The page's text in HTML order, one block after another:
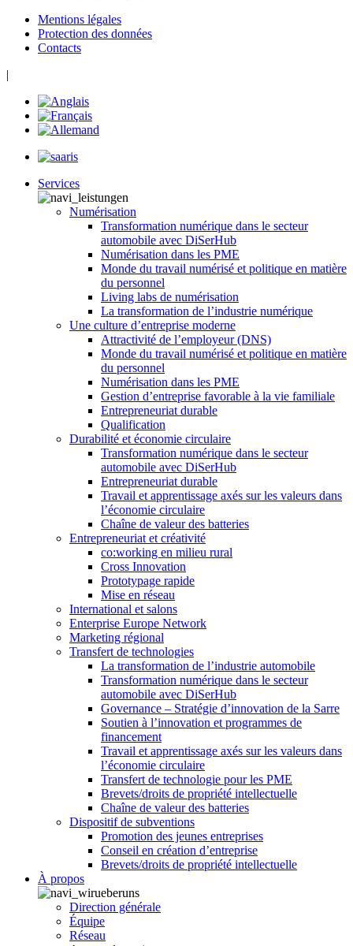
Mentions légales
Protection des données
Contacts
|
Services
Numérisation
Transformation numérique dans le secteur
automobile avec DiSerHub
Numérisation dans les PME
Monde du travail numérisé et politique en matière
du personnel
Living labs de numérisation
La transformation de l’industrie numérique
Une culture d’entreprise moderne
Attractivité de l’employeur (DNS)
Monde du travail numérisé et politique en matière
du personnel
Numérisation dans les PME
Gestion d’entreprise favorable à la vie familiale
Entrepreneuriat durable
Qualification
Durabilité et économie circulaire
Transformation numérique dans le secteur
automobile avec DiSerHub
Entrepreneuriat durable
Travail et apprentissage axés sur les valeurs dans
l’économie circulaire
Chaîne de valeur des batteries
Entrepreneuriat et créativité
co:working en milieu rural
Cross Innovation
Prototypage rapide
Mise en réseau
International et salons
Enterprise Europe Network
Marketing régional
Transfert de technologies
La transformation de l’industrie automobile
Transformation numérique dans le secteur
automobile avec DiSerHub
Governance – Stratégie d’innovation de la Sarre
Soutien à l’innovation et programmes de
financement
Travail et apprentissage axés sur les valeurs dans
l’économie circulaire
Transfert de technologie pour les PME
Brevets/droits de propriété intellectuelle
Chaîne de valeur des batteries
Dispositif de subventions
Promotion des jeunes entreprises
Conseil en création d’entreprise
Brevets/droits de propriété intellectuelle
À propos
Direction générale
Équipe
Réseau